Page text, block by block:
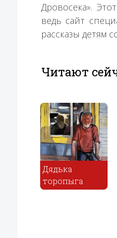
Дровосека».
ведь сайт
рассказы детям
Читают
Чурило
Пленкович